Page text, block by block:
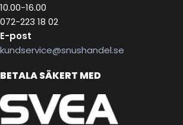
10.00-16.00
072-223 18 02
E-post
kundservice@snushandel.se
BETALA SÄKERT MED